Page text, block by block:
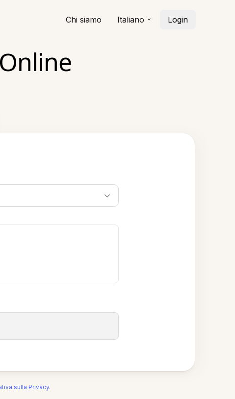
Chi siamo Italiano Login
sulla Privacy.